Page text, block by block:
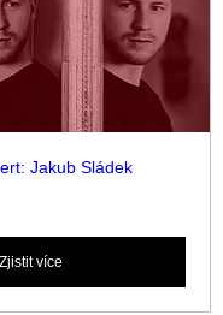
Jakub Sládek
Zjistit více